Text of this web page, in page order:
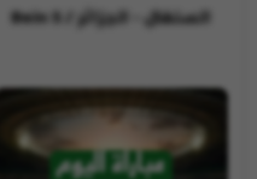
السنغال - الجزائر / Bein 5